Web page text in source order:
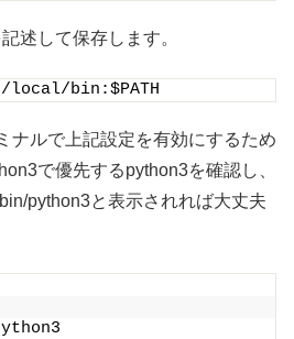
述して保存します。
local/bin:$PATH
ナルで上記設定を有効にするため
で優先するpython3を確認し、
python3と表示されれば大丈夫